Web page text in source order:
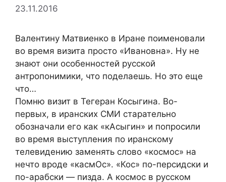
23.11.2016
Валентину Матвиенко в Иране поименовали
во время визита просто «Ивановна». Ну не
знают они особенностей русской
антропонимики, что поделаешь. Но это еще
что…
Помню визит в Тегеран Косыгина. Во-
первых, в иранских СМИ старательно
обозначали его как «кАсыгин» и попросили
во время выступления по иранскому
телевидению заменять слово «космос» на
нечто вроде «касмОс». «Кос» по-персидски и
по-арабски — пизда. А космос в русском